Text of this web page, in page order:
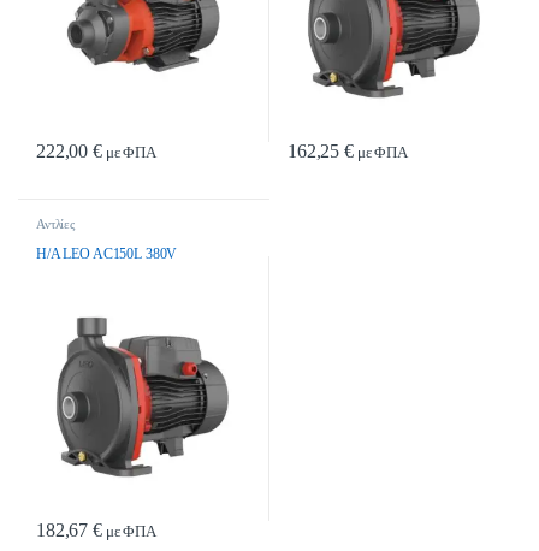
222,00€με ΦΠΑ 162,25€με ΦΠΑ
Αντλίες
H/A LEO AC150L 380V
182,67€με ΦΠΑ